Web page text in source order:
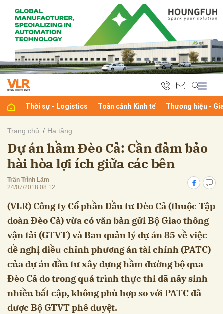
Thời sự - Logistics Toàn cảnh Kinh tế Thương hiệu -
Trang chủ Hạ tầng
Dự án hầm Đèo Cả: Cần đảm bảo
hài hòa lợi ích giữa các bên
Trần Trình Lãm
24/07/2018 08:12
(VLR) Công ty Cổ phần Đầu tư Đèo Cả (thuộc Tập
đoàn Đèo Cả) vừa có văn bản gửi Bộ Giao thông
vận tải (GTVT) và Ban quản lý dự án 85 về việc
đề nghị điều chỉnh phương án tài chính (PATC)
của dự án đầu tư xây dựng hầm đường bộ qua
Đèo Cả do trong quá trình thực thi đã nảy sinh
nhiều bất cập, không phù hợp so với PATC đã
được Bộ GTVT phê duyệt.
luận
Hủy